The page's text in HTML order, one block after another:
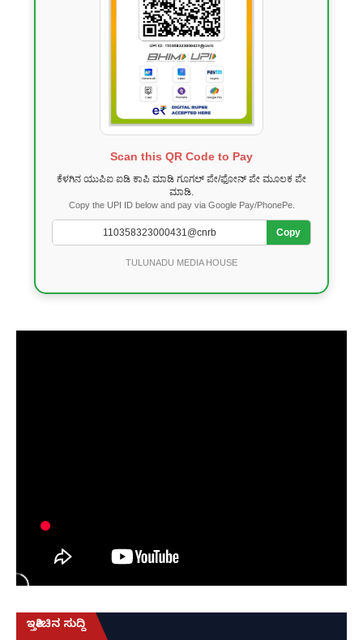
Scan this QR Code to Pay
ಕೆಳಗಿನ ಯುಪಿಐ ಐಡಿ ಕಾಪಿ ಮಾಡಿ ಗೂಗಲ್ ಪೇ/ಫೋನ್ ಪೇ ಮೂಲಕ ಪೇ
ಮಾಡಿ.
Copy the UPI ID below and pay via Google Pay/PhonePe.
Copy
TULUNADU MEDIA HOUSE
ಇತ್ತೀಚಿನ ಸುದ್ದಿ